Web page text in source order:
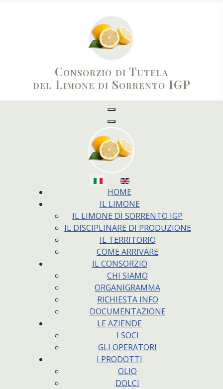
Consorzio di Tutela
del Limone di Sorrento IGP
Seleziona la tua lingua
HOME
IL LIMONE
IL LIMONE DI SORRENTO IGP
IL DISCIPLINARE DI PRODUZIONE
IL TERRITORIO
COME ARRIVARE
IL CONSORZIO
CHI SIAMO
ORGANIGRAMMA
RICHIESTA INFO
DOCUMENTAZIONE
LE AZIENDE
I SOCI
GLI OPERATORI
I PRODOTTI
OLIO
DOLCI